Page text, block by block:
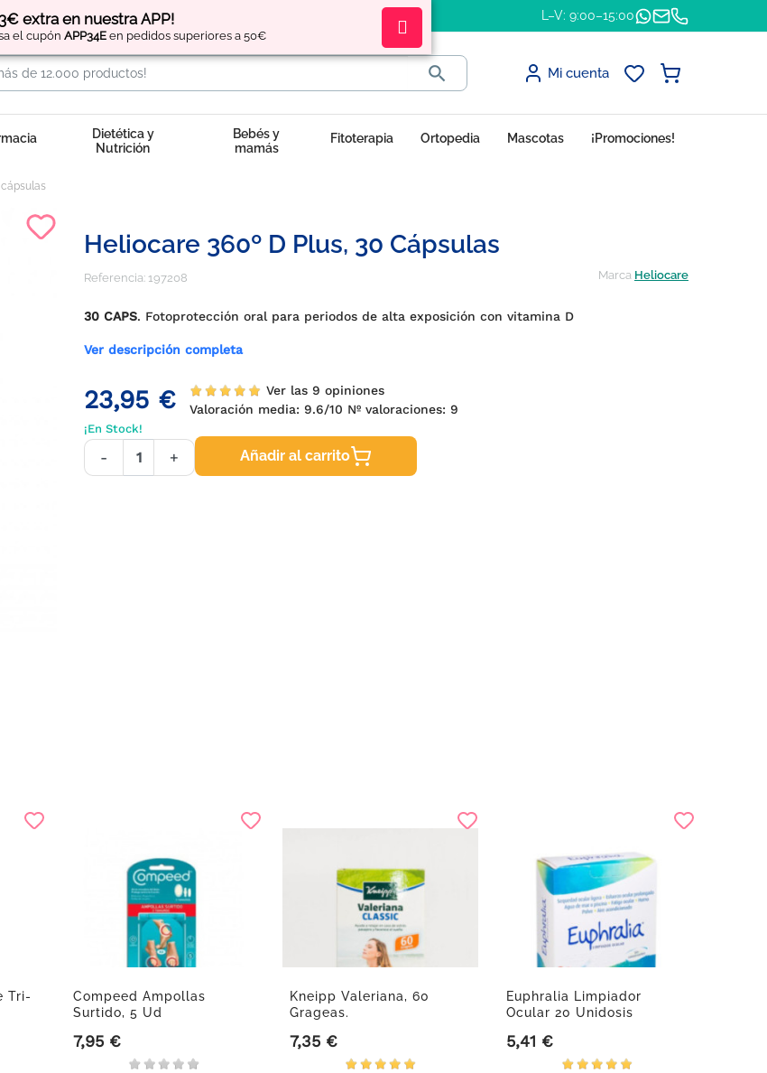
3€ extra en nuestra APP!
el cupón APP34E en pedidos superiores a 50€
Regístratey obtén L–V: 9:00–15:00
 Mi cuenta
Dietética y
Nutrición
Bebés y
mamás
Fitoterapia Ortopedia Mascotas ¡Promociones!
cápsulas
Heliocare 360º D Plus, 30 Cápsulas
Referencia: 197208 Marca Heliocare
30 CAPS. Fotoprotección oral para periodos de alta exposición con vitamina D
Ver descripción completa
23,95 €
Ver las 9 opiniones
Valoración media: 9.6/10 Nº valoraciones: 9
¡En Stock!
- + Añadir al carrito
Tri-
Compeed Ampollas
Surtido, 5 Ud
Precio
7,95 €
Kneipp Valeriana, 60
Grageas.
Precio
7,35 €
Euphralia Limpiador
Ocular 20 Unidosis
Precio
5,41 €